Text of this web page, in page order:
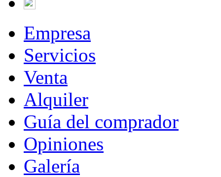
Empresa
Servicios
Venta
Alquiler
Guía del comprador
Opiniones
Galería